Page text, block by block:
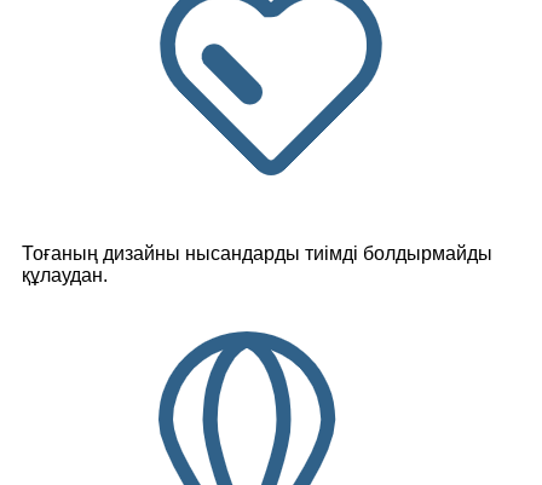
Тоғаның дизайны нысандарды тиімді болдырмайды
құлаудан.